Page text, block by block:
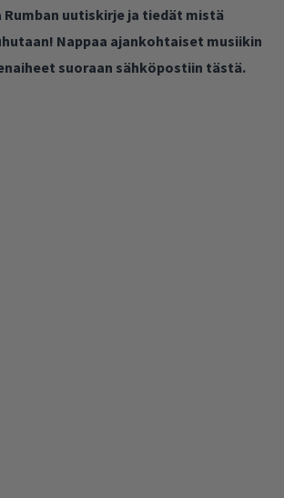
Rumban uutiskirje ja tiedät mistä
Nappaa ajankohtaiset musiikin
suoraan sähköpostiin tästä.